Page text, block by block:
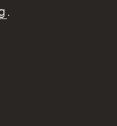
zur
.